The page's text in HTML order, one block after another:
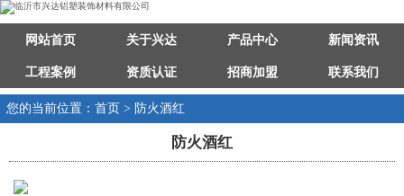
网站首页 关于兴达 产品中心 新闻资讯
工程案例 资质认证 招商加盟 联系我们
您的当前位置：首页 > 防火酒红
防火酒红